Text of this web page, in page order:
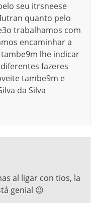
seu itrsneese
quanto pelo
trabalhamos com
encaminhar a
lhe indicar
fazeres
tambe9m e
da Silva
al ligar con tios, la
genial 😉